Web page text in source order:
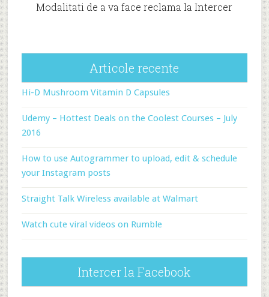
Modalitati de a va face reclama la Intercer
Articole recente
Hi-D Mushroom Vitamin D Capsules
Udemy – Hottest Deals on the Coolest Courses – July
2016
How to use Autogrammer to upload, edit & schedule
your Instagram posts
Straight Talk Wireless available at Walmart
Watch cute viral videos on Rumble
Intercer la Facebook